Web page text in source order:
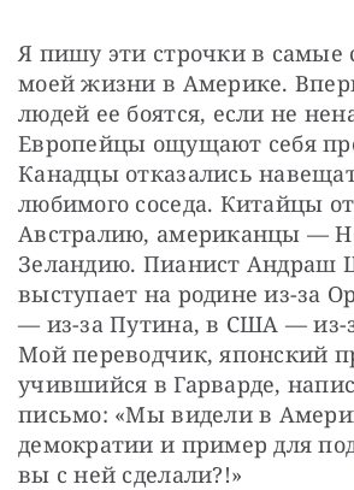
Я пишу эти строчки в самые
моей жизни в Америке.
людей ее боятся, если не
Европейцы ощущают себя
Канадцы отказались
любимого соседа. Китайцы
Австралию, американцы —
Зеландию. Пианист Андраш
выступает на родине из-за
— из-за Путина, в США — из-
Мой переводчик, японский
учившийся в Гарварде,
письмо: «Мы видели в
демократии и пример для
вы с ней сделали?!»